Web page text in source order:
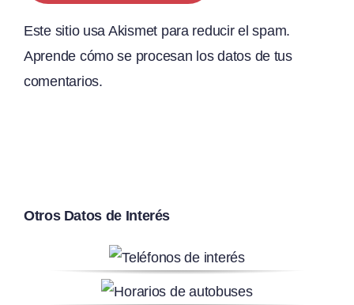
Este sitio usa Akismet para reducir el spam.
Aprende cómo se procesan los datos de tus
comentarios.
Otros Datos de Interés